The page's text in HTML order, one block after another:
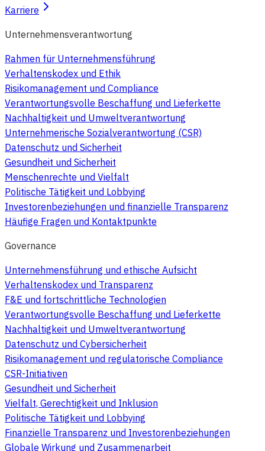
Karriere
Unternehmensverantwortung
Rahmen für Unternehmensführung
Verhaltenskodex und Ethik
Risikomanagement und Compliance
Verantwortungsvolle Beschaffung und Lieferkette
Nachhaltigkeit und Umweltverantwortung
Unternehmerische Sozialverantwortung (CSR)
Datenschutz und Sicherheit
Gesundheit und Sicherheit
Menschenrechte und Vielfalt
Politische Tätigkeit und Lobbying
Investorenbeziehungen und finanzielle Transparenz
Häufige Fragen und Kontaktpunkte
Governance
Unternehmensführung und ethische Aufsicht
Verhaltenskodex und Transparenz
F&E und fortschrittliche Technologien
Verantwortungsvolle Beschaffung und Lieferkette
Nachhaltigkeit und Umweltverantwortung
Datenschutz und Cybersicherheit
Risikomanagement und regulatorische Compliance
CSR-Initiativen
Gesundheit und Sicherheit
Vielfalt, Gerechtigkeit und Inklusion
Politische Tätigkeit und Lobbying
Finanzielle Transparenz und Investorenbeziehungen
Globale Wirkung und Zusammenarbeit